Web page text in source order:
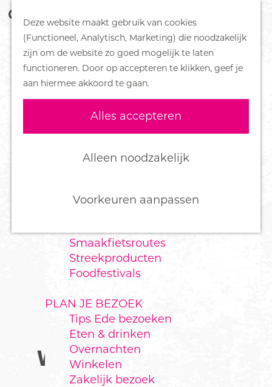
Deze website maakt gebruik van cookies
(Functioneel, Analytisch, Marketing) die noodzakelijk
zijn om de website zo goed mogelijk te laten
functioneren. Door op accepteren te klikken, geef je
aan hiermee akkoord te gaan.
Alles accepteren
Alleen noodzakelijk
Voorkeuren aanpassen
a
o
e
k
e
n
M
e
n
u
DORPEN
Bennekom
De Klomp
Deelen
Ederveen
Harskamp
Hoenderloo
Wekerom
Smaakfietsroutes
Streekproducten
Foodfestivals
PLAN JE BEZOEK
Tips Ede bezoeken
Eten & drinken
Overnachten
Winkelen
Zakelijk bezoek
WANDELROUTE:
WEKEROMSE ZAND